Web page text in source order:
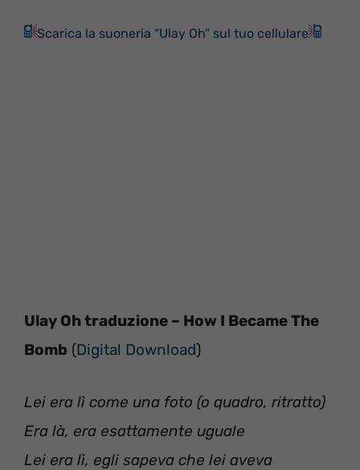
Scarica la suoneria “Ulay Oh” sul tuo cellulare
Ulay Oh traduzione – How I Became The
Bomb (Digital Download)
Lei era lì come una foto (o quadro, ritratto)
Era là, era esattamente uguale
Lei era lì, egli sapeva che lei aveva